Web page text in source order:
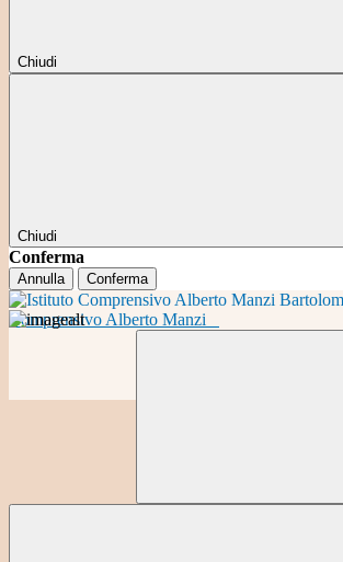
Chiudi
Chiudi
Conferma
Annulla Conferma
Comprensivo Alberto Manzi